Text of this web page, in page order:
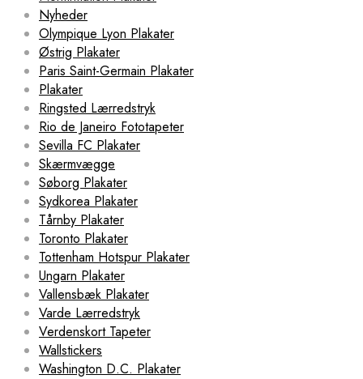
Nyheder
Olympique Lyon Plakater
Østrig Plakater
Paris Saint-Germain Plakater
Plakater
Ringsted Lærredstryk
Rio de Janeiro Fototapeter
Sevilla FC Plakater
Skærmvægge
Søborg Plakater
Sydkorea Plakater
Tårnby Plakater
Toronto Plakater
Tottenham Hotspur Plakater
Ungarn Plakater
Vallensbæk Plakater
Varde Lærredstryk
Verdenskort Tapeter
Wallstickers
Washington D.C. Plakater